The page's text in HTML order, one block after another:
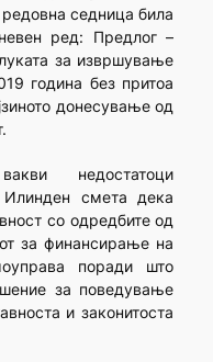
седница била
ред: Предлог –
за извршување
година без притоа
донесување од
недостатоци
Илинден смета дека
со одредбите од
за финансирање на
поради што
за поведување
и законитоста